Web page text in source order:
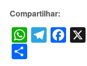
Compartilhar: